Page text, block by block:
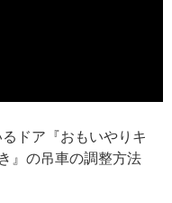
ドア『おもいやりキ
』の吊車の調整方法